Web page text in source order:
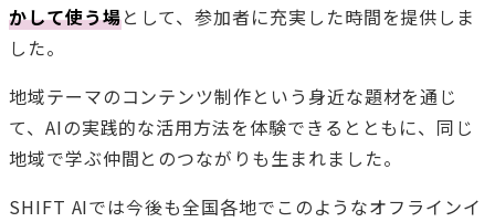
かして使う場として、参加者に充実した時間を提供しま
した。
地域テーマのコンテンツ制作という身近な題材を通じ
て、AIの実践的な活用方法を体験できるとともに、同じ
地域で学ぶ仲間とのつながりも生まれました。
SHIFT AIでは今後も全国各地でこのようなオフラインイ